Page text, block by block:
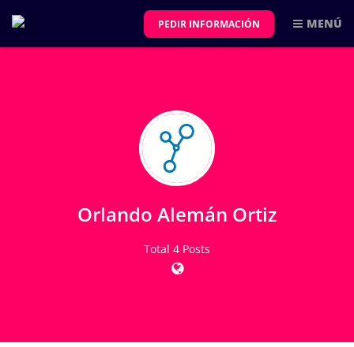
PEDIR INFORMACIÓN MENÚ
Orlando Alemán Ortiz
Total 4 Posts